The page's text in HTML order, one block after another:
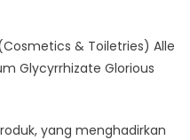
& Toiletries) Alle
Glycyrrhizate Glorious
yang menghadirkan